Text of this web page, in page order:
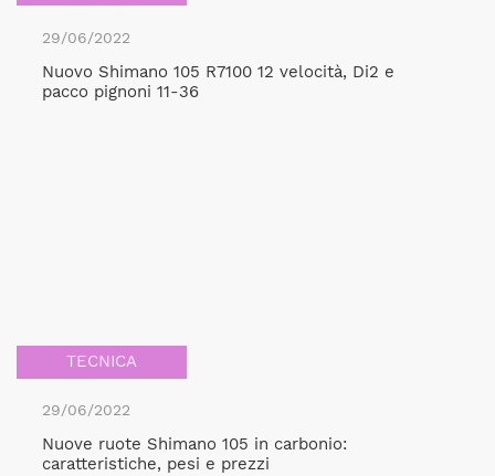
29/06/2022
Nuovo Shimano 105 R7100 12 velocità, Di2 e
pacco pignoni 11-36
TECNICA
29/06/2022
Nuove ruote Shimano 105 in carbonio:
caratteristiche, pesi e prezzi